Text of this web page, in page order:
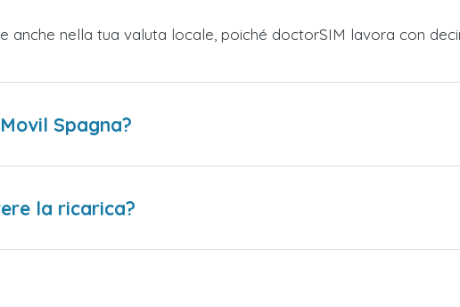
anche nella tua valuta locale, poiché doctorSIM lavora con
Spagna?
la ricarica?